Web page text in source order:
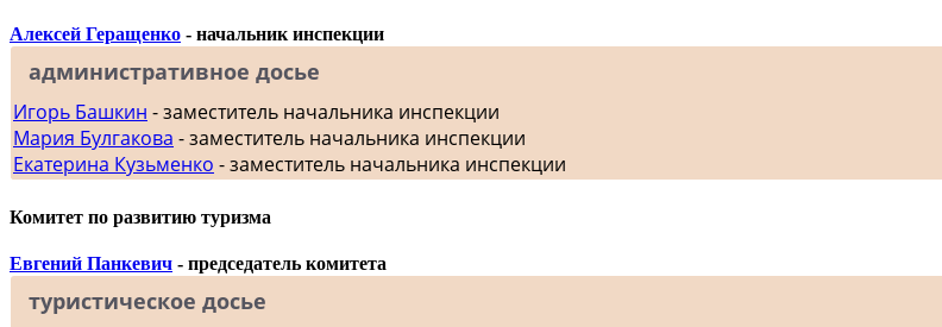
Алексей Геращенко - начальник инспекции
административное досье
Игорь Башкин - заместитель начальника инспекции
Мария Булгакова - заместитель начальника инспекции
Екатерина Кузьменко - заместитель начальника инспекции
Комитет по развитию туризма
Евгений Панкевич - председатель комитета
туристическое досье